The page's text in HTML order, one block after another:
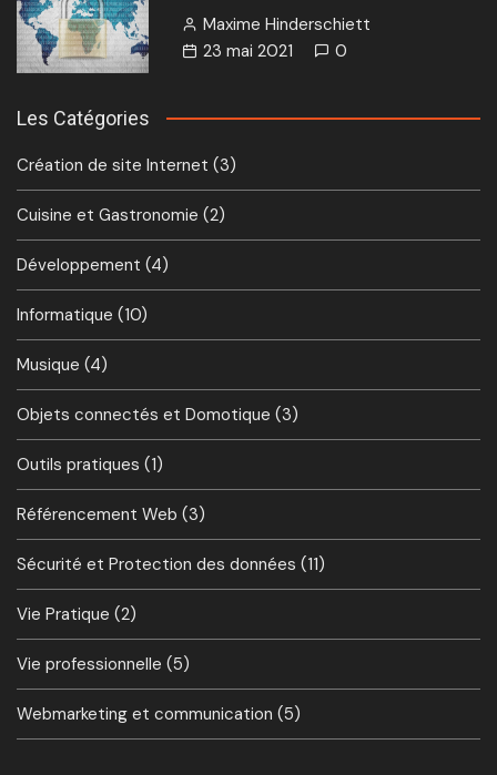
Maxime Hinderschiett
23 mai 2021
0
Les Catégories
Création de site Internet (3)
Cuisine et Gastronomie (2)
Développement (4)
Informatique (10)
Musique (4)
Objets connectés et Domotique (3)
Outils pratiques (1)
Référencement Web (3)
Sécurité et Protection des données (11)
Vie Pratique (2)
Vie professionnelle (5)
Webmarketing et communication (5)